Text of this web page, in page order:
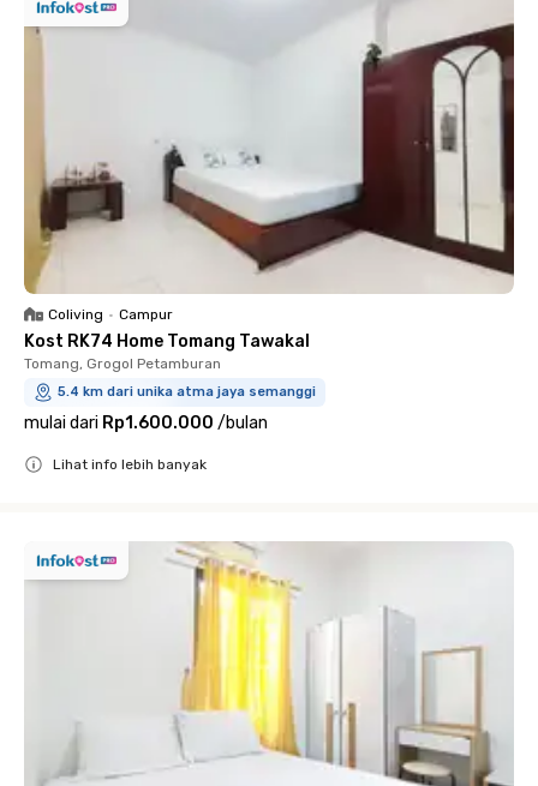
Coliving • Campur
Kost RK74 Home Tomang Tawakal
Tomang, Grogol Petamburan
5.4 km dari unika atma jaya semanggi
mulai dari Rp1.600.000 /bulan
Lihat info lebih banyak